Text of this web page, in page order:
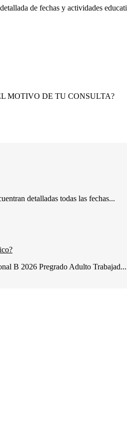
de fechas y actividades
MOTIVO DE TU CONSULTA?
detalladas todas las fechas...
B 2026 Pregrado Adulto Trabajad...